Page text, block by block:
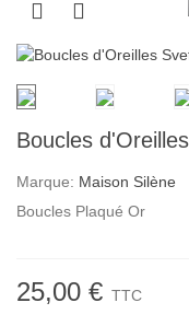
Boucles
Marque: Maison Silène
Boucles Plaqué Or
25,00 € TTC